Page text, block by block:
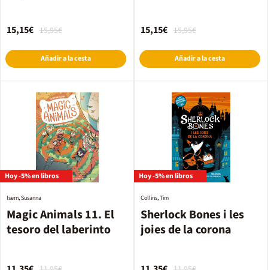
15,95€
15,15€
Añadir a la cesta
15,95€
15,15€
Añadir a la cesta
Hoy -5% en libros
Magic Animals 11. El
tesoro del laberinto
Isern, Susanna
Hoy -5% en libros
Sherlock Bones i les
joies de la corona
Collins, Tim